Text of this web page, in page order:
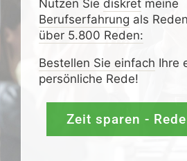
Nutzen Sie diskretmeine
Berufserfahrung als
über 5.800 Reden:
Bestellen Sie einfach Ihre
persönliche Rede!
Zeit sparen -